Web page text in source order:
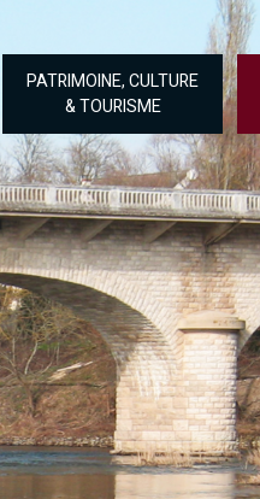
PATRIMOINE, CULTURE
& TOURISME